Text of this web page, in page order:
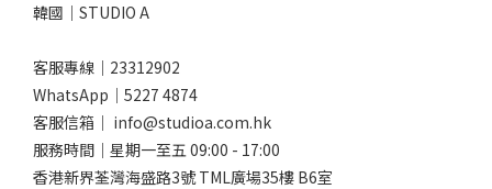
韓國｜STUDIO A
客服專線｜23312902
WhatsApp｜ 5227 4874
客服信箱｜ info@studioa.com.hk
服務時間｜星期一至五 09:00 - 17:00
香港新界荃灣海盛路3號 TML廣場35樓 B6室